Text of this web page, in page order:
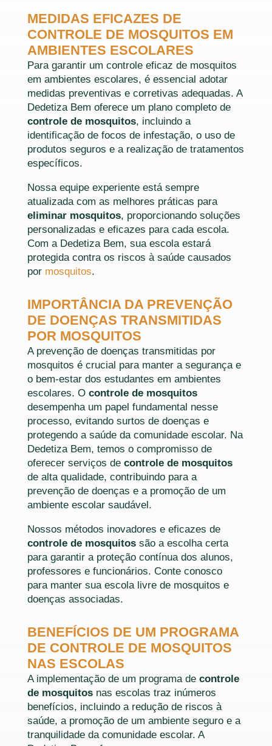
MEDIDAS EFICAZES DE
CONTROLE DE MOSQUITOS EM
AMBIENTES ESCOLARES
Para garantir um controle eficaz de mosquitos
em ambientes escolares, é essencial adotar
medidas preventivas e corretivas adequadas. A
Dedetiza Bem oferece um plano completo de
controle de mosquitos, incluindo a
identificação de focos de infestação, o uso de
produtos seguros e a realização de tratamentos
específicos.
Nossa equipe experiente está sempre
atualizada com as melhores práticas para
eliminar mosquitos, proporcionando soluções
personalizadas e eficazes para cada escola.
Com a Dedetiza Bem, sua escola estará
protegida contra os riscos à saúde causados
por mosquitos.
IMPORTÂNCIA DA PREVENÇÃO
DE DOENÇAS TRANSMITIDAS
POR MOSQUITOS
A prevenção de doenças transmitidas por
mosquitos é crucial para manter a segurança e
o bem-estar dos estudantes em ambientes
escolares. O controle de mosquitos
desempenha um papel fundamental nesse
processo, evitando surtos de doenças e
protegendo a saúde da comunidade escolar. Na
Dedetiza Bem, temos o compromisso de
oferecer serviços de controle de mosquitos
de alta qualidade, contribuindo para a
prevenção de doenças e a promoção de um
ambiente escolar saudável.
Nossos métodos inovadores e eficazes de
controle de mosquitossão a escolha certa
para garantir a proteção contínua dos alunos,
professores e funcionários. Conte conosco
para manter sua escola livre de mosquitos e
doenças associadas.
BENEFÍCIOS DE UM PROGRAMA
DE CONTROLE DE MOSQUITOS
NAS ESCOLAS
A implementação de um programa de controle
de mosquitosnas escolas traz inúmeros
benefícios, incluindo a redução de riscos à
saúde, a promoção de um ambiente seguro e a
tranquilidade da comunidade escolar. A